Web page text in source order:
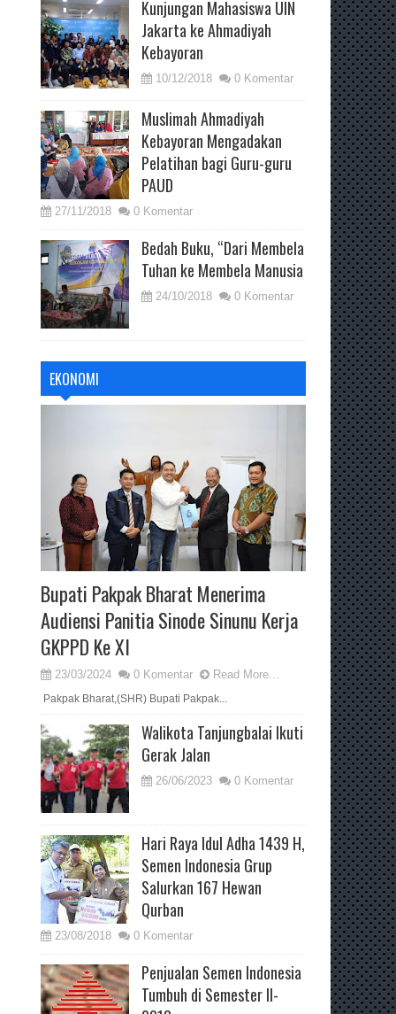
Kunjungan Mahasiswa UIN
Jakarta ke Ahmadiyah
Kebayoran
10/12/2018 0 Komentar
Muslimah Ahmadiyah
Kebayoran Mengadakan
Pelatihan bagi Guru-guru
PAUD
27/11/2018 0 Komentar
Bedah Buku, “Dari Membela
Tuhan ke Membela Manusia
24/10/2018 0 Komentar
EKONOMI
Bupati Pakpak Bharat Menerima
Audiensi Panitia Sinode Sinunu Kerja
GKPPD Ke XI
23/03/2024 0 Komentar Read More...
Pakpak Bharat,(SHR) Bupati Pakpak...
Walikota Tanjungbalai Ikuti
Gerak Jalan
26/06/2023 0 Komentar
Hari Raya Idul Adha 1439 H,
Semen Indonesia Grup
Salurkan 167 Hewan
Qurban
23/08/2018 0 Komentar
Penjualan Semen Indonesia
Tumbuh di Semester II-